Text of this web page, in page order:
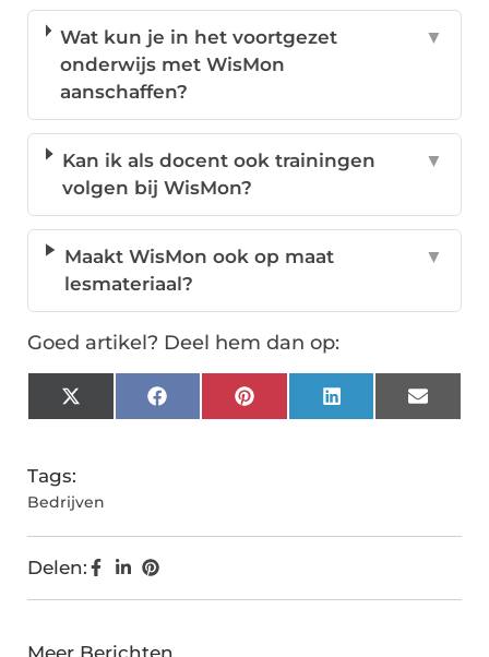
Wat kun je in het voortgezet
onderwijs met WisMon
aanschaffen?
▼
Kan ik als docent ook trainingen
volgen bij WisMon?
▼
Maakt WisMon ook op maat
lesmateriaal?
▼
Goed artikel? Deel hem dan op:
X
(Twitter)
FacebookPinterestLinkedInEmail
Tags:
Bedrijven
Delen: